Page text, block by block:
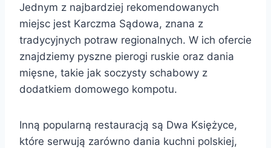
Jednym z najbardziej rekomendowanych
miejsc jest Karczma Sądowa, znana z
tradycyjnych potraw regionalnych. W ich ofercie
znajdziemy pyszne pierogi ruskie oraz dania
mięsne, takie jak soczysty schabowy z
dodatkiem domowego kompotu.
Inną popularną restauracją są Dwa Księżyce,
które serwują zarówno dania kuchni polskiej,